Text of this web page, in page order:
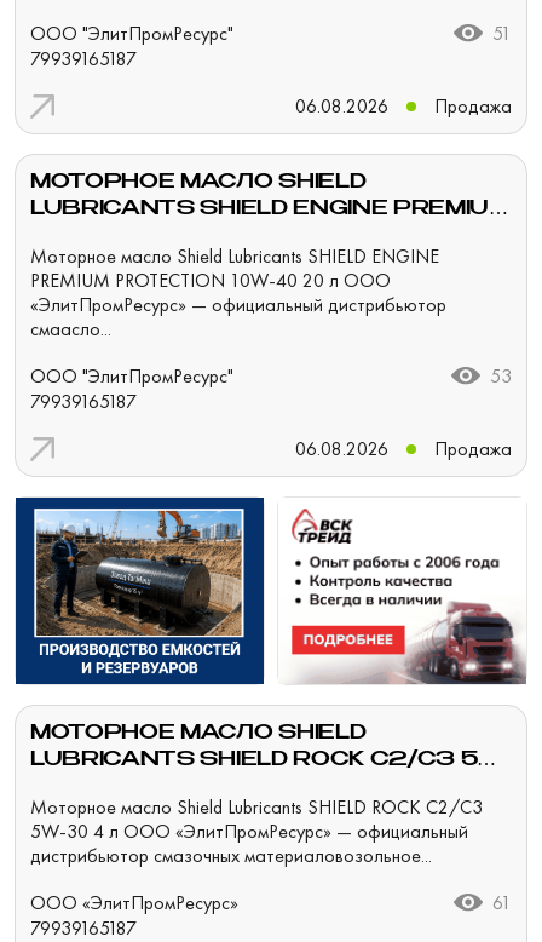
ООО "ЭлитПромРесурс"
79939165187
51
06.08.2026 Продажа
МОТОРНОЕ МАСЛО SHIELD
LUBRICANTS SHIELD ENGINE PREMIUM
Моторное масло Shield Lubricants SHIELD ENGINE
PREMIUM PROTECTION 10W-40 20 л ООО
«ЭлитПромРесурс» — официальный дистрибьютор
смаасло...
ООО "ЭлитПромРесурс"
79939165187
53
06.08.2026 Продажа
МОТОРНОЕ МАСЛО SHIELD
LUBRICANTS SHIELD ROCK C2/C3 5W-
Моторное масло Shield Lubricants SHIELD ROCK C2/C3
5W-30 4 л ООО «ЭлитПромРесурс» — официальный
дистрибьютор смазочных материаловозольное...
ООО «ЭлитПромРесурс»
79939165187
61